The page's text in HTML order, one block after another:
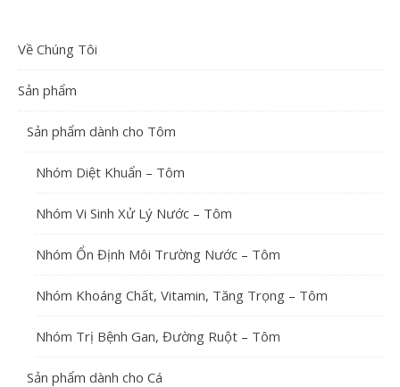
Về Chúng Tôi
Sản phẩm
Sản phẩm dành cho Tôm
Nhóm Diệt Khuẩn – Tôm
Nhóm Vi Sinh Xử Lý Nước – Tôm
Nhóm Ổn Định Môi Trường Nước – Tôm
Nhóm Khoáng Chất, Vitamin, Tăng Trọng – Tôm
Nhóm Trị Bệnh Gan, Đường Ruột – Tôm
Sản phẩm dành cho Cá